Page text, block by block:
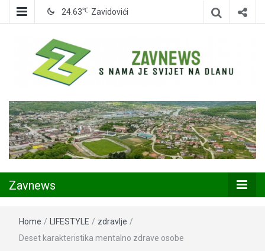
24.63℃ Zavidovići
Zavnews
Zavnews
Home / LIFESTYLE / zdravlje /
Deset karakteristika mentalno zdrave osobe